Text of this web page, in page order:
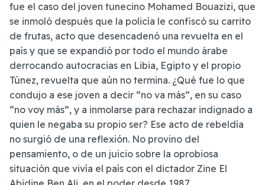
fue el caso del joven tunecino Mohamed Bouazizi, que
se inmoló después que la policía le confiscó su carrito
de frutas, acto que desencadenó una revuelta en el
país y que se expandió por todo el mundo árabe
derrocando autocracias en Libia, Egipto y el propio
Túnez, revuelta que aún no termina. ¿Qué fue lo que
condujo a ese joven a decir “no va más”, en su caso
“no voy más”, y a inmolarse para rechazar indignado a
quien le negaba su propio ser? Ese acto de rebeldía
no surgió de una reflexión. No provino del
pensamiento, o de un juicio sobre la oprobiosa
situación que vivía el país con el dictador Zine El